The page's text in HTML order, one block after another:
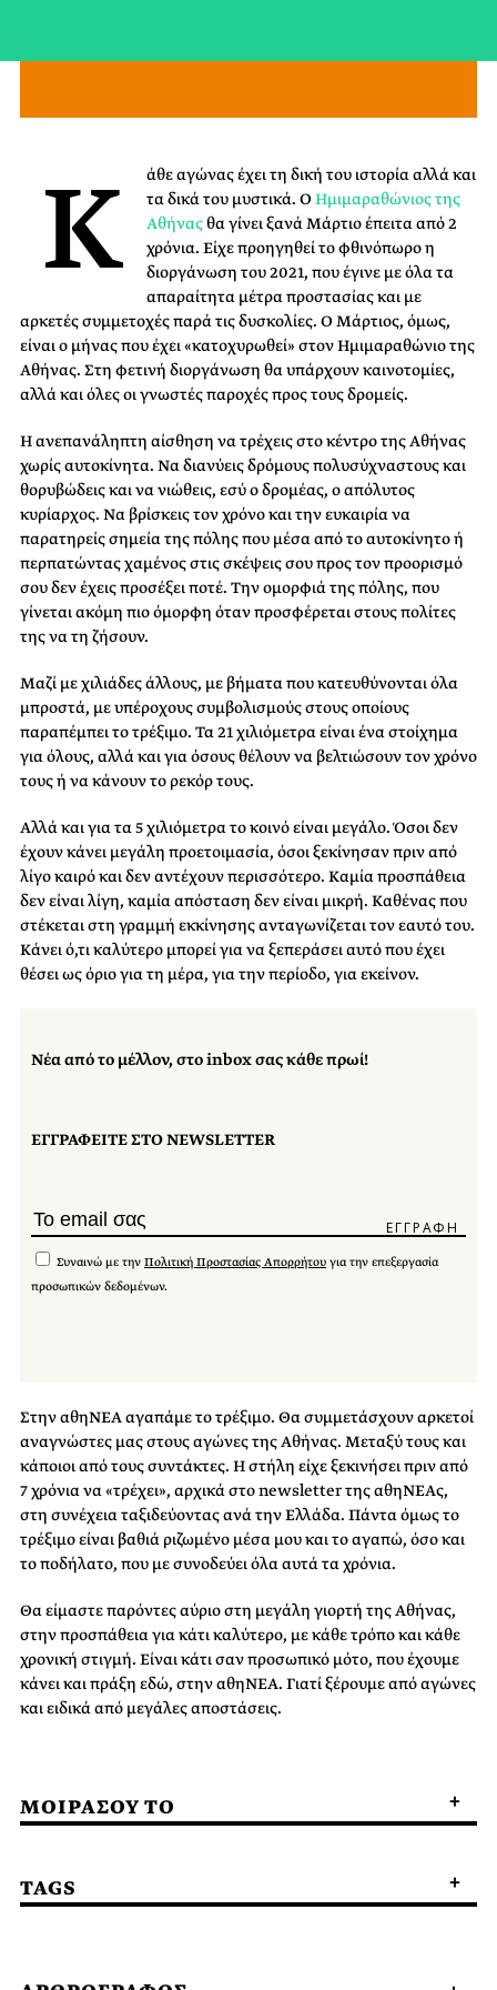
Κ
άθε αγώνας έχει τη δική του ιστορία αλλά και
τα δικά του μυστικά. ΟΗμιμαραθώνιος της
Αθήναςθα γίνει ξανά Μάρτιο έπειτα από 2
χρόνια. Είχε προηγηθεί το φθινόπωρο η
διοργάνωση του 2021, που έγινε με όλα τα
απαραίτητα μέτρα προστασίας και με
αρκετές συμμετοχές παρά τις δυσκολίες. Ο Μάρτιος, όμως,
είναι ο μήνας που έχει «κατοχυρωθεί» στον Ημιμαραθώνιο της
Αθήνας. Στη φετινή διοργάνωση θα υπάρχουν καινοτομίες,
αλλά και όλες οι γνωστές παροχές προς τους δρομείς.
Η ανεπανάληπτη αίσθηση να τρέχεις στο κέντρο της Αθήνας
χωρίς αυτοκίνητα. Να διανύεις δρόμους πολυσύχναστους και
θορυβώδεις και να νιώθεις, εσύ ο δρομέας, ο απόλυτος
κυρίαρχος. Να βρίσκεις τον χρόνο και την ευκαιρία να
παρατηρείς σημεία της πόλης που μέσα από το αυτοκίνητο ή
περπατώντας χαμένος στις σκέψεις σου προς τον προορισμό
σου δεν έχεις προσέξει ποτέ. Την ομορφιά της πόλης, που
γίνεται ακόμη πιο όμορφη όταν προσφέρεται στους πολίτες
της να τη ζήσουν.
Μαζί με χιλιάδες άλλους, με βήματα που κατευθύνονται όλα
μπροστά, με υπέροχους συμβολισμούς στους οποίους
παραπέμπει το τρέξιμο. Τα 21 χιλιόμετρα είναι ένα στοίχημα
για όλους, αλλά και για όσους θέλουν να βελτιώσουν τον χρόνο
τους ή να κάνουν το ρεκόρ τους.
Αλλά και για τα 5 χιλιόμετρα το κοινό είναι μεγάλο. Όσοι δεν
έχουν κάνει μεγάλη προετοιμασία, όσοι ξεκίνησαν πριν από
λίγο καιρό και δεν αντέχουν περισσότερο. Καμία προσπάθεια
δεν είναι λίγη, καμία απόσταση δεν είναι μικρή. Καθένας που
στέκεται στη γραμμή εκκίνησης ανταγωνίζεται τον εαυτό του.
Κάνει ό,τι καλύτερο μπορεί για να ξεπεράσει αυτό που έχει
θέσει ως όριο για τη μέρα, για την περίοδο, για εκείνον.
Νέα από το μέλλον, στο inbox σας κάθε πρωί!
ΕΓΓΡΑΦΕΙΤΕ ΣΤΟ NEWSLETTER
Συναινώ με την Πολιτική Προστασίας Απορρήτου για την επεξεργασία
προσωπικών δεδομένων.
Στην αθηΝΕΑ αγαπάμε το τρέξιμο. Θα συμμετάσχουν αρκετοί
αναγνώστες μας στους αγώνες της Αθήνας. Μεταξύ τους και
κάποιοι από τους συντάκτες. Η στήλη είχε ξεκινήσει πριν από
7 χρόνια να «τρέχει», αρχικά στο newsletter της αθηΝΕΑς,
στη συνέχεια ταξιδεύοντας ανά την Ελλάδα. Πάντα όμως το
τρέξιμο είναι βαθιά ριζωμένο μέσα μου και το αγαπώ, όσο και
το ποδήλατο, που με συνοδεύει όλα αυτά τα χρόνια.
Θα είμαστε παρόντες αύριο στη μεγάλη γιορτή της Αθήνας,
στην προσπάθεια για κάτι καλύτερο, με κάθε τρόπο και κάθε
χρονική στιγμή. Είναι κάτι σαν προσωπικό μότο, που έχουμε
κάνει και πράξη εδώ, στην αθηΝΕΑ. Γιατί ξέρουμε από αγώνες
και ειδικά από μεγάλες αποστάσεις.
ΜΟΙΡΑΣΟΥ ΤΟ
TAGS